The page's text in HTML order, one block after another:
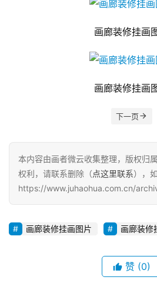
画廊装修挂画
画廊装修挂画
下一页
本内容由画者微云收集整理，版权归
权利，请联系删除（点这里联系），
https://www.juhaohua.com.cn/
画廊装修挂画图片 画廊装修
赞 (0)